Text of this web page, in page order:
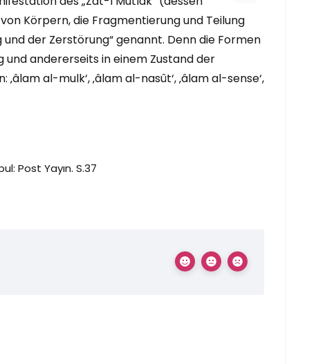
Körpern, die Fragmentierung und Teilung
der Zerstörung“ genannt. Denn die Formen
andererseits in einem Zustand der
al-mulk‘, ‚âlam al-nasût‘, ‚âlam al-sense‘,
Post Yayın. S.37